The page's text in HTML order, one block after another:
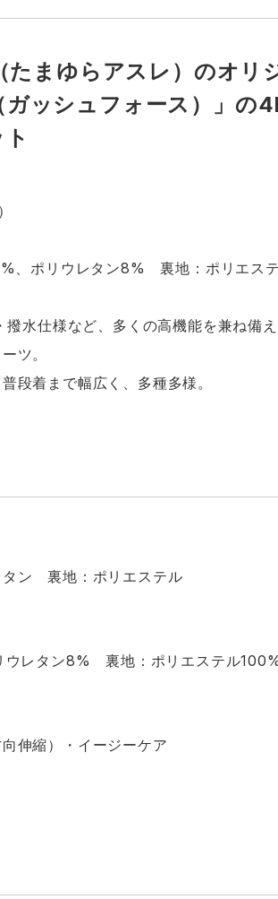
まゆらアスレ）のオリ
ッシュフォース）」の
、ポリウレタン8% 裏地：ポリエス
水仕様など、多くの高機能を兼ね備え
ツ。
段着まで幅広く、多種多様。
タン 裏地：ポリエステル
ウレタン8% 裏地：ポリエステル
伸縮）・イージーケア